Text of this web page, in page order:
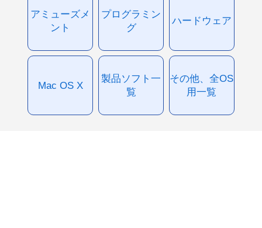
アミューズメ
ント
プログラミン
グ
ハードウェア
Mac OS X
製品ソフト一
覧
その他、全OS
用一覧